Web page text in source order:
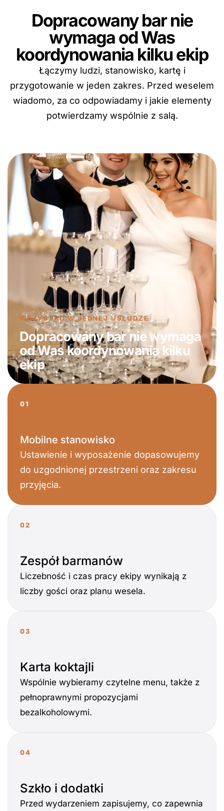
Dopracowany bar nie
wymaga od Was
koordynowania kilku ekip
Łączymy ludzi, stanowisko, kartę i
przygotowanie w jeden zakres. Przed weselem
wiadomo, za co odpowiadamy i jakie elementy
potwierdzamy wspólnie z salą.
WSZYSTKO W JEDNEJ USŁUDZE
Dopracowany bar nie wymaga
od Was koordynowania kilku
ekip
01
Mobilne stanowisko
Ustawienie i wyposażenie dopasowujemy
do uzgodnionej przestrzeni oraz zakresu
przyjęcia.
02
Zespół barmanów
Liczebność i czas pracy ekipy wynikają z
liczby gości oraz planu wesela.
03
Karta koktajli
Wspólnie wybieramy czytelne menu, także z
pełnoprawnymi propozycjami
bezalkoholowymi.
04
Szkło i dodatki
Przed wydarzeniem zapisujemy, co zapewnia